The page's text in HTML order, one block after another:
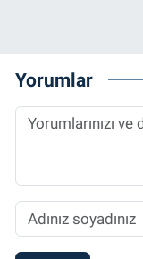
Yorumlar